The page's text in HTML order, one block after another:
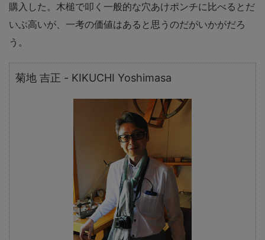
購入した。木槌で叩く一般的な穴あけポンチに比べるとだ
いぶ高いが、一考の価値はあると思うのだがいかがだろ
う。
菊地 吉正 - KIKUCHI Yoshimasa